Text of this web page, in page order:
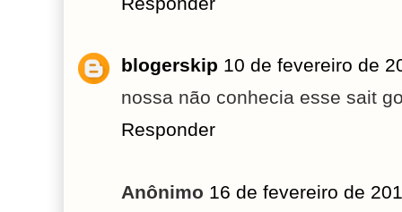
blogerskip 10 de fevereiro de
nossa não conhecia esse sait
Responder
Anônimo 16 de fevereiro de